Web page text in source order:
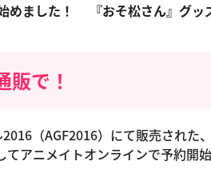
めました！ 『おそ松さん』グッ
で！
（AGF2016）にて販売された
てアニメイトオンラインで予約開始